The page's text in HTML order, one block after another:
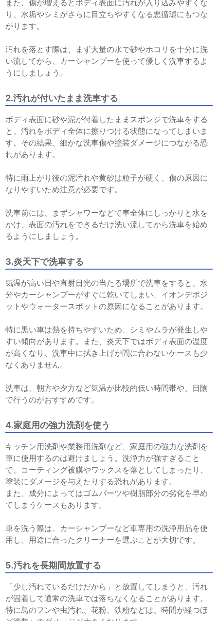
また、傷が増えるとボディ表面に汚れが入り込みやすくな
り、水垢やシミがさらに目立ちやすくなる悪循環にもつな
がります。
汚れを落とす際は、まず大量の水で砂やホコリを十分に洗
い流してから、カーシャンプーを使って優しく洗車するよ
うにしましょう。
2.汚れが付いたまま洗車する
ボディ表面に砂や泥が付着したままスポンジで洗車をする
と、汚れをボディ全体に擦りつける状態になってしまいま
す。その結果、細かな洗車傷や塗装ダメージにつながる恐
れがあります。
特に雨上がり後の泥汚れや黄砂は粒子が硬く、傷の原因に
なりやすいため注意が必要です。
洗車前には、まずシャワーなどで車全体にしっかりと水を
かけ、表面の汚れをできるだけ洗い流してから洗車を始め
るようにしましょう。
3.炎天下で洗車する
気温が高い日や直射日光の当たる場所で洗車をすると、水
分やカーシャンプーがすぐに乾いてしまい、イオンデポジ
ットやウォータースポットの原因になることがあります。
特に黒い車は熱を持ちやすいため、シミやムラが発生しや
すい傾向があります。また、炎天下ではボディ表面の温度
が高くなり、洗車中に拭き上げが間に合わないケースも少
なくありません。
洗車は、朝方や夕方など気温が比較的低い時間帯や、日陰
で行うのがおすすめです。
4.家庭用の強力洗剤を使う
キッチン用洗剤や業務用洗剤など、家庭用の強力な洗剤を
車に使用するのは避けましょう。洗浄力が強すぎること
で、コーティング被膜やワックスを落としてしまったり、
塗装にダメージを与えたりする恐れがあります。
また、成分によってはゴムパーツや樹脂部分の劣化を早め
てしまうケースもあります。
車を洗う際は、カーシャンプーなど車専用の洗浄用品を使
用し、用途に合ったクリーナーを選ぶことが大切です。
5.汚れを長期間放置する
「少し汚れているだけだから」と放置してしまうと、汚れ
が固着して通常の洗車では落ちなくなることがあります。
特に鳥のフンや虫汚れ、花粉、鉄粉などは、時間が経つほ